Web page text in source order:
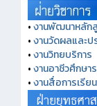
•งานพัฒนาหลัก
•งานวัดผลและป
•งานวิทยบริการ
•งานอาชีวศึกษา
•งานสื่อการเรีย